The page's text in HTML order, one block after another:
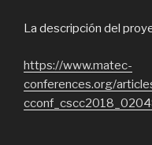
La descripción del
https://www.matec-
conferences.org/